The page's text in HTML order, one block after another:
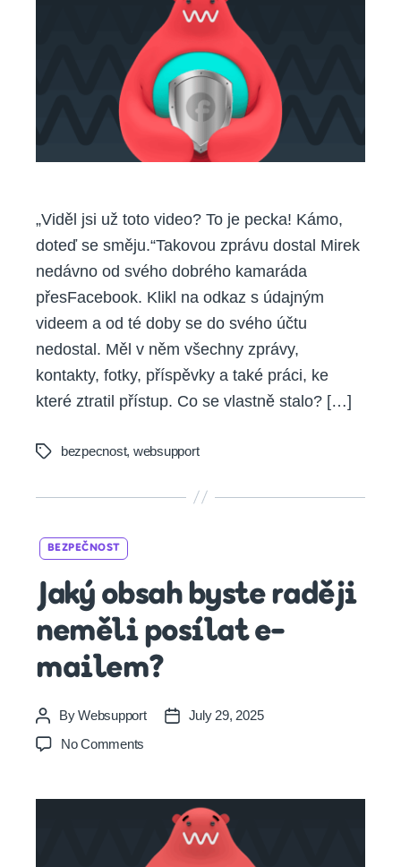
„Viděl jsi už toto video? To je pecka! Kámo,
doteď se směju.“Takovou zprávu dostal Mirek
nedávno od svého dobrého kamaráda
přesFacebook. Klikl na odkaz s údajným
videem a od té doby se do svého účtu
nedostal. Měl v něm všechny zprávy,
kontakty, fotky, příspěvky a také práci, ke
které ztratil přístup. Co se vlastně stalo? […]
Tags bezpecnost, websupport
BEZPEČNOST
Jaký obsah byste raději
neměli posílat e-
mailem?
Post
author
ByWebsupport
PostJuly 29, 2025
No Comments
byste
raději
neměli
posílat